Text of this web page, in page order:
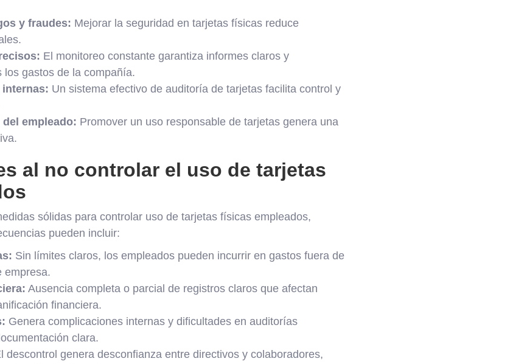
y fraudes: Mejorar la seguridad en tarjetas físicas reduce
El monitoreo constante garantiza informes claros y
gastos de la compañía.
Un sistema efectivo de auditoría de tarjetas facilita control y
empleado: Promover un uso responsable de tarjetas genera una
al no controlar el uso de tarjetas
sólidas para controlar uso de tarjetas físicas empleados,
pueden incluir:
Sin límites claros, los empleados pueden incurrir en gastos fuera de
empresa.
Ausencia completa o parcial de registros claros que afectan
financiera.
Genera complicaciones internas y dificultades en auditorías
clara.
descontrol genera desconfianza entre directivos y colaboradores,